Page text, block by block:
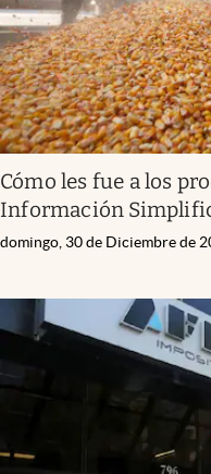
Cómo les fue a los
Información
domingo, 30 de Diciembre de